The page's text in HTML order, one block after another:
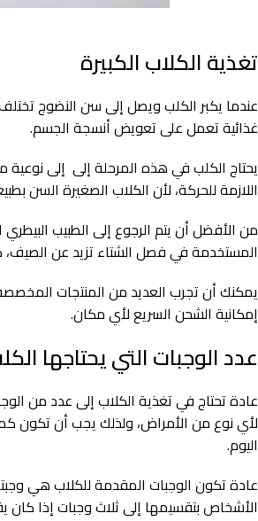
تغذية الكلاب الكبيرة
عندما يكبر الكلب ويصل إلى سن النضوج
غذائية تعمل على تعويض أنسجة الجسم.
يحتاج الكلب في هذه المرحلة إلى إلى
اللازمة للحركة، لأن الكلاب الصغيرة السن
من الأفضل أن يتم الرجوع إلى الطبيب
المستخدمة في فصل الشتاء تزيد عن
يمكنك أن تجرب العديد من المنتجات
إمكانية الشحن السريع لأي مكان.
عدد الوجبات التي يحتاجها
عادة تحتاج في تغذية الكلاب إلى عدد من
لأي نوع من الأمراض، ولذلك يجب أن تكون
اليوم.
الأشخاص بتقسيمها إلى ثلاث وجبات إذا كان